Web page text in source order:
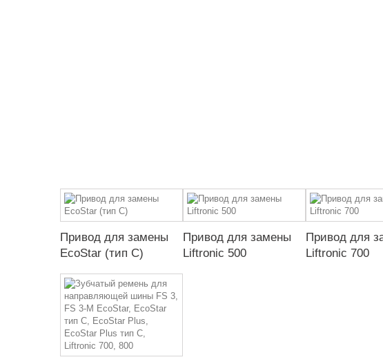
Привод для замены
EcoStar (тип C)
Привод для замены
Liftronic 500
Привод для
Liftronic 700